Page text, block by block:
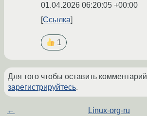
01.04.2026 06:20:05 +00:00
Ссылка
1
Для того чтобы оставить комментарий
зарегистрируйтесь.
← Linux-org-ru